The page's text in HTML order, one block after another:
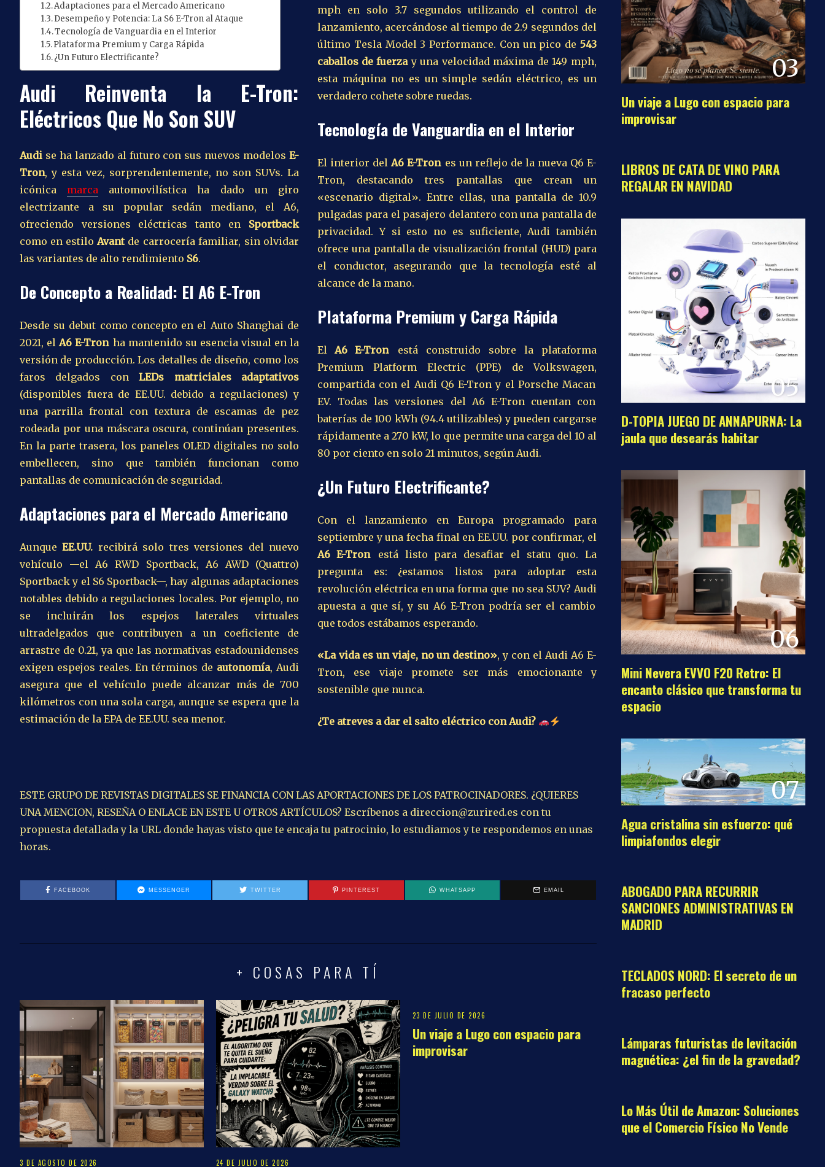
Adaptaciones para el Mercado Americano
Desempeño y Potencia: La S6 E-Tron al Ataque
Tecnología de Vanguardia en el Interior
Plataforma Premium y Carga Rápida
¿Un Futuro Electrificante?
Audi Reinventa la E-Tron:
Eléctricos Que No Son SUV
Audi se ha lanzado al futuro con sus nuevos modelos E-
Tron, y esta vez, sorprendentemente, no son SUVs. La
icónica marca automovilística ha dado un giro
electrizante a su popular sedán mediano, el A6,
ofreciendo versiones eléctricas tanto en Sportback
como en estiloAvantde carrocería familiar, sin olvidar
las variantes de alto rendimiento S6.
De Concepto a Realidad: El A6 E-Tron
Desde su debut como concepto en el Auto Shanghai de
2021, elA6 E-Tron ha mantenido su esencia visual en la
versión de producción. Los detalles de diseño, como los
faros delgados con LEDs matriciales adaptativos
(disponibles fuera de EE.UU. debido a regulaciones) y
una parrilla frontal con textura de escamas de pez
rodeada por una máscara oscura, continúan presentes.
En la parte trasera, los paneles OLED digitales no solo
embellecen, sino que también funcionan como
pantallas de comunicación de seguridad.
Adaptaciones para el Mercado Americano
Aunque EE.UU. recibirá solo tres versiones del nuevo
vehículo —el A6 RWD Sportback, A6 AWD (Quattro)
Sportback y el S6 Sportback—, hay algunas adaptaciones
notables debido a regulaciones locales. Por ejemplo, no
se incluirán los espejos laterales virtuales
ultradelgados que contribuyen a un coeficiente de
arrastre de 0.21, ya que las normativas estadounidenses
exigen espejos reales. En términos de autonomía, Audi
asegura que el vehículo puede alcanzar más de 700
kilómetros con una sola carga, aunque se espera que la
estimación de la EPA de EE.UU. sea menor.
mph en solo 3.7 segundos utilizando el control de
lanzamiento, acercándose al tiempo de 2.9 segundos del
último Tesla Model 3 Performance. Con un pico de 543
caballos de fuerzay una velocidad máxima de 149 mph,
esta máquina no es un simple sedán eléctrico, es un
verdadero cohete sobre ruedas.
Tecnología de Vanguardia en el Interior
El interior delA6 E-Tron es un reflejo de la nueva Q6 E-
Tron, destacando tres pantallas que crean un
«escenario digital». Entre ellas, una pantalla de 10.9
pulgadas para el pasajero delantero con una pantalla de
privacidad. Y si esto no es suficiente, Audi también
ofrece una pantalla de visualización frontal (HUD) para
el conductor, asegurando que la tecnología esté al
alcance de la mano.
Plataforma Premium y Carga Rápida
ElA6 E-Tron está construido sobre la plataforma
Premium Platform Electric (PPE) de Volkswagen,
compartida con el Audi Q6 E-Tron y el Porsche Macan
EV. Todas las versiones del A6 E-Tron cuentan con
baterías de 100 kWh (94.4 utilizables) y pueden cargarse
rápidamente a 270 kW, lo que permite una carga del 10 al
80 por ciento en solo 21 minutos, según Audi.
¿Un Futuro Electrificante?
Con el lanzamiento en Europa programado para
septiembre y una fecha final en EE.UU. por confirmar, el
A6 E-Tron está listo para desafiar el statu quo. La
pregunta es: ¿estamos listos para adoptar esta
revolución eléctrica en una forma que no sea SUV? Audi
apuesta a que sí, y su A6 E-Tron podría ser el cambio
que todos estábamos esperando.
«La vida es un viaje, no un destino», y con el Audi A6 E-
Tron, ese viaje promete ser más emocionante y
sostenible que nunca.
¿Te atreves a dar el salto eléctrico con Audi?
ESTE GRUPO DE REVISTAS DIGITALES SE FINANCIA CON LAS APORTACIONES DE LOS PATROCINADORES. ¿QUIERES
UNA MENCION, RESEÑA O ENLACE EN ESTE U OTROS ARTÍCULOS? Escríbenos a direccion@zurired.es con tu
propuesta detallada y la URL donde hayas visto que te encaja tu patrocinio, lo estudiamos y te respondemos en unas
horas.
FACEBOOK MESSENGER TWITTER PINTEREST WHATSAPP EMAIL
+ COSAS PARA TÍ
3 DE AGOSTO DE 2026 24 DE JULIO DE 2026
23 DE JULIO DE 2026
Un viaje a Lugo con espacio para
improvisar
03
Un viaje a Lugo con espacio para
improvisar
LIBROS DE CATA DE VINO PARA
REGALAR EN NAVIDAD
05
D-TOPIA JUEGO DE ANNAPURNA: La
jaula que desearás habitar
06
Mini Nevera EVVO F20 Retro: El
encanto clásico que transforma tu
espacio
07
Agua cristalina sin esfuerzo: qué
limpiafondos elegir
ABOGADO PARA RECURRIR
SANCIONES ADMINISTRATIVAS EN
MADRID
TECLADOS NORD: El secreto de un
fracaso perfecto
Lámparas futuristas de levitación
magnética: ¿el fin de la gravedad?
Lo Más Útil de Amazon: Soluciones
que el Comercio Físico No Vende